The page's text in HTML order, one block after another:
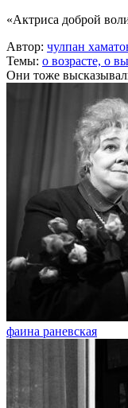
«Актриса доброй
Автор: чулпан
Темы: о возрасте, о
Они тоже
фаина раневская